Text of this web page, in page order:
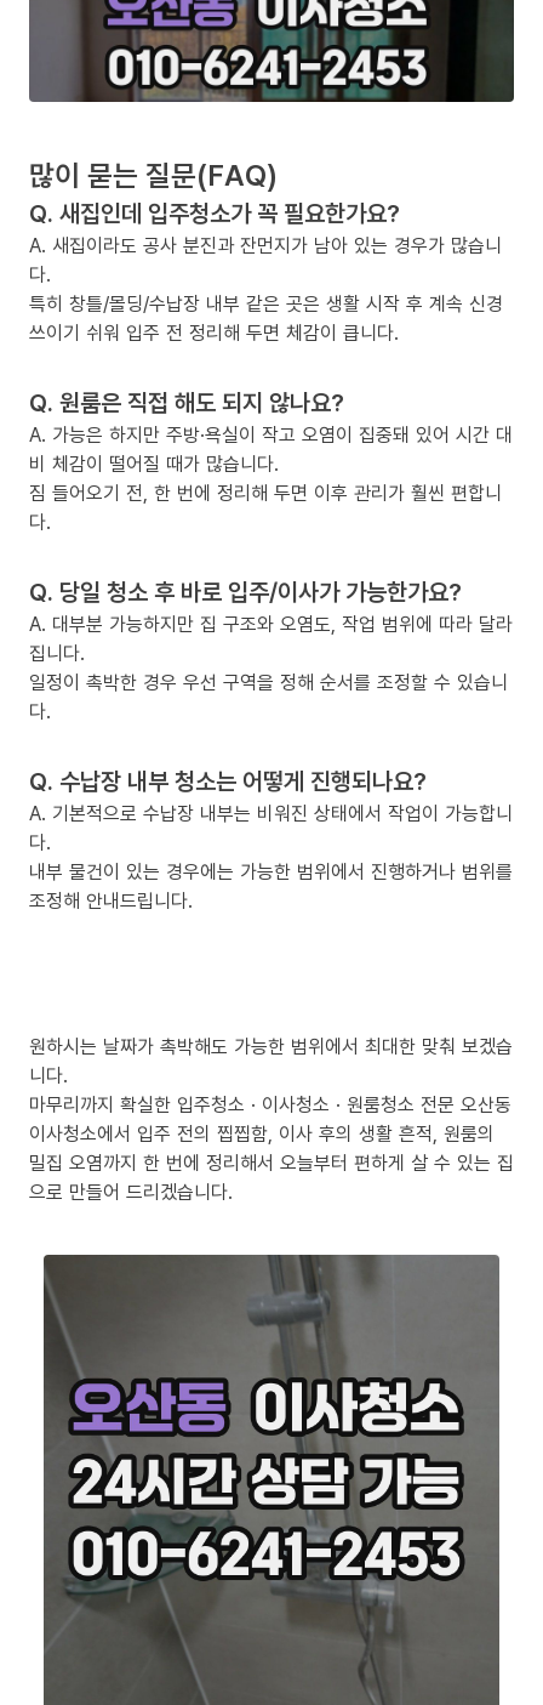
많이 묻는 질문(FAQ)
Q. 새집인데 입주청소가 꼭 필요한가요?
A. 새집이라도 공사 분진과 잔먼지가 남아 있는 경우가 많습니
다.
특히 창틀/몰딩/수납장 내부 같은 곳은 생활 시작 후 계속 신경
쓰이기 쉬워 입주 전 정리해 두면 체감이 큽니다.
Q. 원룸은 직접 해도 되지 않나요?
A. 가능은 하지만 주방·욕실이 작고 오염이 집중돼 있어 시간 대
비 체감이 떨어질 때가 많습니다.
짐 들어오기 전, 한 번에 정리해 두면 이후 관리가 훨씬 편합니
다.
Q. 당일 청소 후 바로 입주/이사가 가능한가요?
A. 대부분 가능하지만 집 구조와 오염도, 작업 범위에 따라 달라
집니다.
일정이 촉박한 경우 우선 구역을 정해 순서를 조정할 수 있습니
다.
Q. 수납장 내부 청소는 어떻게 진행되나요?
A. 기본적으로 수납장 내부는 비워진 상태에서 작업이 가능합니
다.
내부 물건이 있는 경우에는 가능한 범위에서 진행하거나 범위를
조정해 안내드립니다.
원하시는 날짜가 촉박해도 가능한 범위에서 최대한 맞춰 보겠습
니다.
마무리까지 확실한 입주청소 · 이사청소 · 원룸청소 전문 오산동
이사청소에서 입주 전의 찝찝함, 이사 후의 생활 흔적, 원룸의
밀집 오염까지 한 번에 정리해서 오늘부터 편하게 살 수 있는 집
으로 만들어 드리겠습니다.